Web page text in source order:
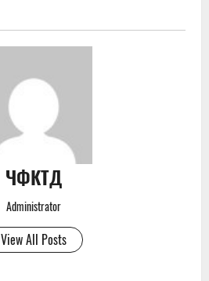
ЧФКТД
Administrator
View All Posts